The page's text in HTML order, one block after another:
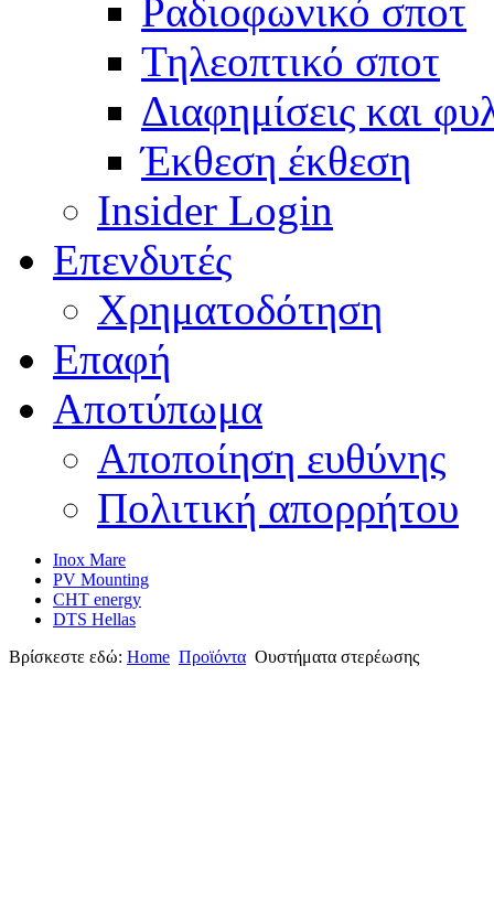
Ραδιοφωνικό σποτ
Τηλεοπτικό σποτ
Διαφημίσεις και
Έκθεση έκθεση
Insider Login
Επενδυτές
Χρηματοδότηση
Eπαφή
Αποτύπωμα
Αποποίηση ευθύνης
Πολιτική απορρήτου
Inox Mare
PV Mounting
CHT energy
DTS Hellas
Βρίσκεστε εδώ: Home Προϊόντα Oυστήματα στερέωσης